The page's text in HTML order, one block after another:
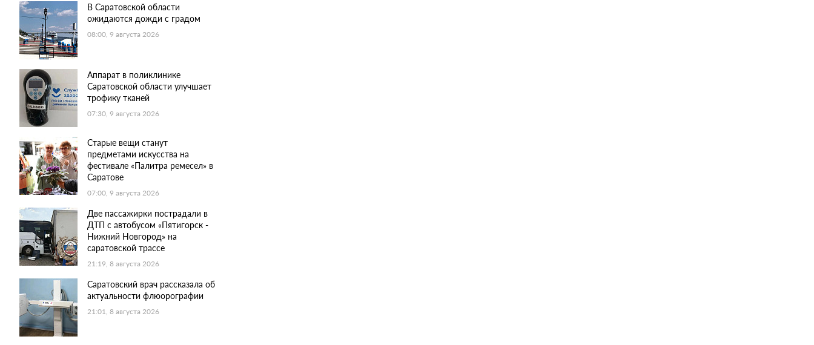
В Саратовской области
ожидаются дожди с градом
08:00, 9 августа 2026
Аппарат в поликлинике
Саратовской области улучшает
трофику тканей
07:30, 9 августа 2026
Старые вещи станут
предметами искусства на
фестивале «Палитра ремесел» в
Саратове
07:00, 9 августа 2026
Две пассажирки пострадали в
ДТП с автобусом «Пятигорск -
Нижний Новгород» на
саратовской трассе
21:19, 8 августа 2026
Саратовский врач рассказала об
актуальности флюорографии
21:01, 8 августа 2026